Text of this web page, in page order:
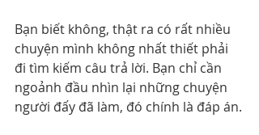
Bạn biết không, thật ra có rất nhiều
chuyện mình không nhất thiết phải
đi tìm kiếm câu trả lời. Bạn chỉ cần
ngoảnh đầu nhìn lại những chuyện
người đấy đã làm, đó chính là đáp án.